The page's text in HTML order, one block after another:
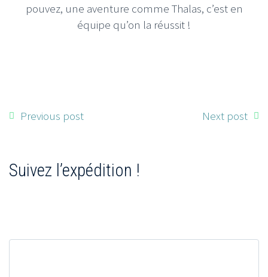
pouvez, une aventure comme Thalas, c’est en
équipe qu’on la réussit !
Previous post Next post
Suivez l’expédition !